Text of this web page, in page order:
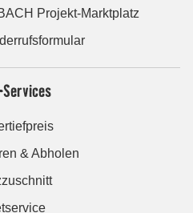
Projekt-Marktplatz
& Abholen